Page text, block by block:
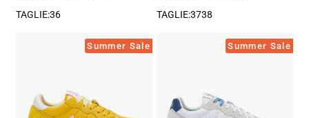
TAGLIE:36 TAGLIE:3738
Sneakers
-
Summer Sale
Sneakers
-
Summer Sale